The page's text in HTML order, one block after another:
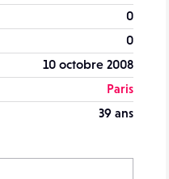
0
0
10 octobre 2008
Paris
39 ans